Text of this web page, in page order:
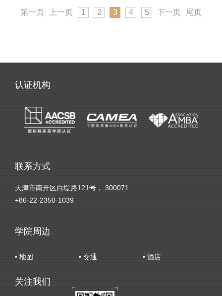
第一页 上一页 1 2 3 4 5 下一页 尾页
认证机构
联系方式
天津市南开区白堤路121号， 300071
+86-22-2350-1039
学院周边
• 地图 • 交通 • 酒店
关注我们